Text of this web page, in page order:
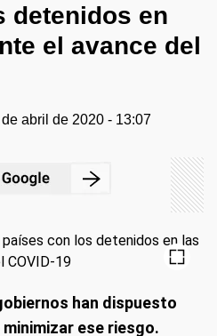
detenidos en
el avance del
abril de 2020 - 13:07
han dispuesto
ese riesgo.